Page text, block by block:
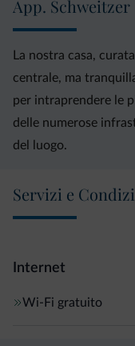
App. Schweitzer
La nostra casa,
centrale, ma
per intraprendere le
delle numerose
del luogo.
Servizi e
Internet
Wi-Fi gratuito